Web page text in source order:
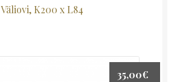
Väliovi, K200 x L84
35,00€